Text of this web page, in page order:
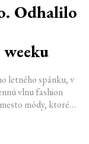
Odhalilo
letného spánku, v
vlnu fashion
módy, ktoré
pozornosť však